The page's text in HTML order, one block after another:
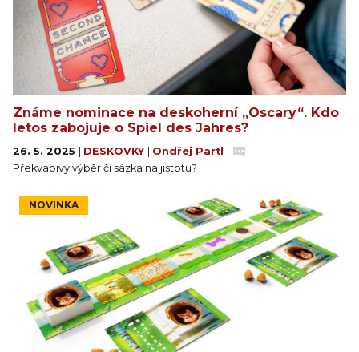
Známe nominace na deskoherní „Oscary“. Kdo
letos zabojuje o Spiel des Jahres?
26. 5. 2025 DESKOVKY Ondřej Partl
Překvapivý výběr či sázka na jistotu?
NOVINKA